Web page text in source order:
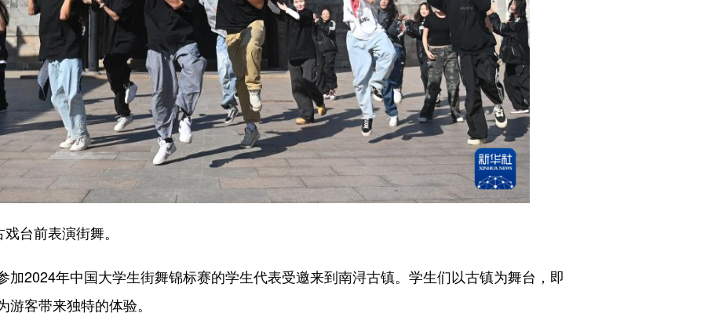
台前表演街舞。
2024年中国大学生街舞锦标赛的学生代表受邀来到南浔古镇。学生们以古镇为舞台，即
游客带来独特的体验。